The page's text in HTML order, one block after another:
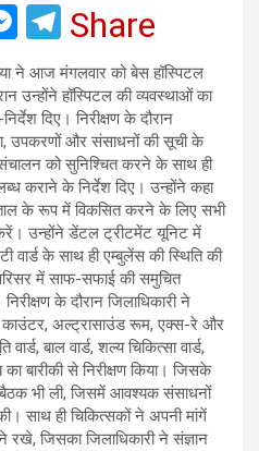
M
es
se
n
g
er
T
el
e
gr
a
m
Share
ने आज मंगलवार को बेस हॉस्पिटल
उन्होंने हॉस्पिटल की व्यवस्थाओं का
दिए। निरीक्षण के दौरान
उपकरणों और संसाधनों की सूची के
को सुनिश्चित करने के साथ ही
कराने के निर्देश दिए। उन्होंने कहा
के रूप में विकसित करने के लिए सभी
उन्होंने डेंटल ट्रीटमेंट यूनिट में
वार्ड के साथ ही एम्बुलेंस की स्थिति की
में साफ-सफाई की समुचित
के दौरान जिलाधिकारी ने
काउंटर, अल्ट्रासाउंड रूम, एक्स-रे और
बाल वार्ड, शल्य चिकित्सा वार्ड,
बारीकी से निरीक्षण किया। जिसके
बैठक भी ली, जिसमें आवश्यक संसाधनों
साथ ही चिकित्सकों ने अपनी मांगें
रखे, जिसका जिलाधिकारी ने संज्ञान